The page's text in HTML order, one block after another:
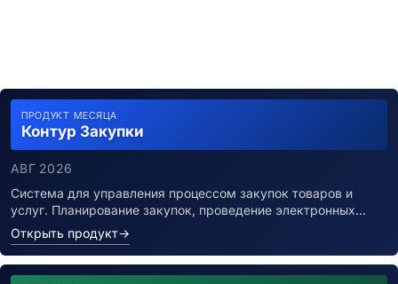
ПРОДУКТ МЕСЯЦА
Контур Закупки
АВГ 2026
Система для управления процессом закупок товаров и
услуг. Планирование закупок, проведение электронных…
Открыть продукт→